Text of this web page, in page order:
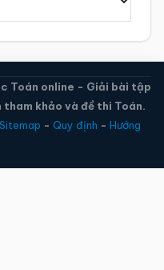
Toán online - Giải bài tập
tham khảo và đề thi Toán.
Sitemap - Quy định - Hướng